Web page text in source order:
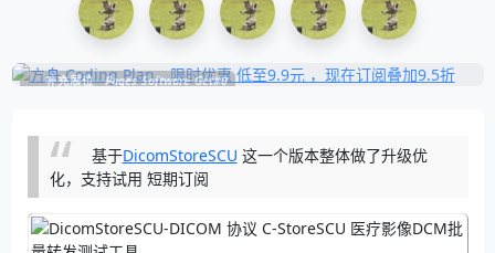
补充展位 Pages_Software_Get#0
基于DicomStoreSCU 这一个版本整体做了升级优
化，支持试用 短期订阅